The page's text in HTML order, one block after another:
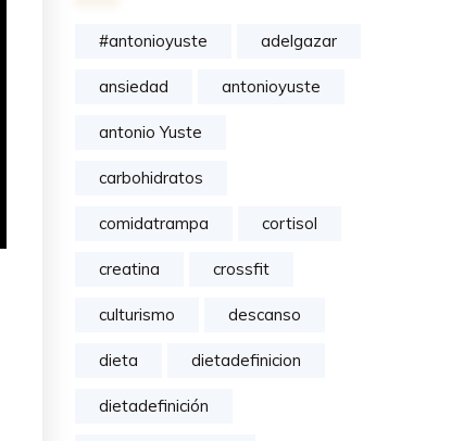
#antonioyuste adelgazar
ansiedad antonioyuste
antonio Yuste
carbohidratos
comidatrampa cortisol
creatina crossfit
culturismo descanso
dieta dietadefinicion
dietadefinición